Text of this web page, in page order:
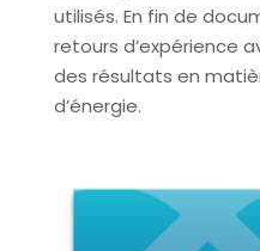
utilisés. En fin de
retours d’expérience
des résultats en
d’énergie.